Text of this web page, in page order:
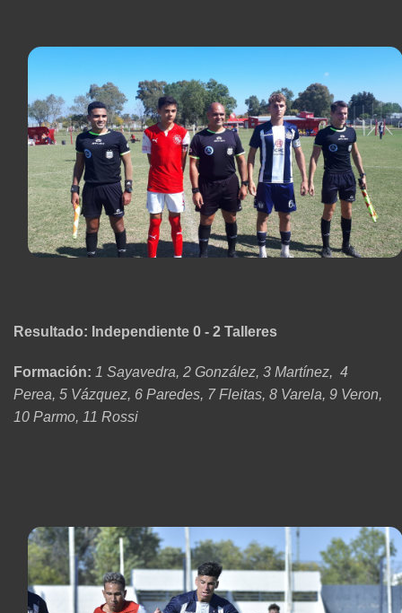
Resultado: Independiente 0 - 2 Talleres
Formación: 1 Sayavedra, 2 González, 3 Martínez, 4
Perea, 5 Vázquez, 6 Paredes, 7 Fleitas, 8 Varela, 9 Veron,
10 Parmo, 11 Rossi